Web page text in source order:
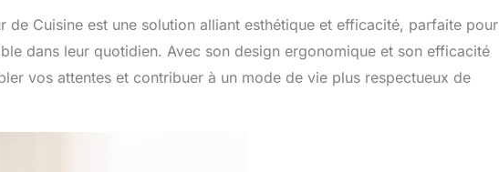
de Cuisine est une solution alliant esthétique et efficacité, parfaite pour
dans leur quotidien. Avec son design ergonomique et son efficacité
vos attentes et contribuer à un mode de vie plus respectueux de